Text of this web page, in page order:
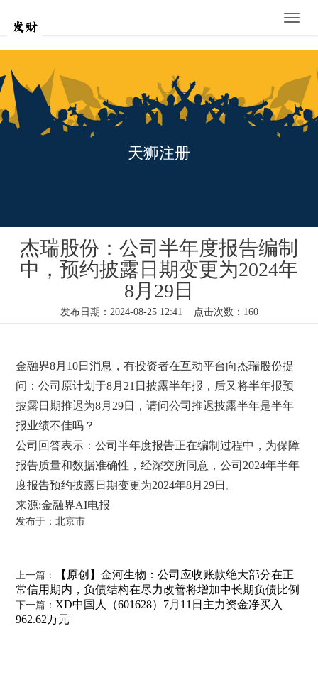
Toggle
天狮注册
杰瑞股份：公司半年度报告编制
中，预约披露日期变更为2024年
8月29日
发布日期：2024-08-25 12:41 点击次数：160
金融界8月10日消息，有投资者在互动平台向杰瑞股份提
问：公司原计划于8月21日披露半年报，后又将半年报预
披露日期推迟为8月29日，请问公司推迟披露半年是半年
报业绩不佳吗？
公司回答表示：公司半年度报告正在编制过程中，为保障
报告质量和数据准确性，经深交所同意，公司2024年半年
度报告预约披露日期变更为2024年8月29日。
来源:金融界AI电报
发布于：北京市
上一篇：
【原创】金河生物：公司应收账款绝大部分在正
常信用期内，负债结构在尽力改善将增加中长期负债比例
下一篇：XD中国人（601628）7月11日主力资金净买入
962.62万元